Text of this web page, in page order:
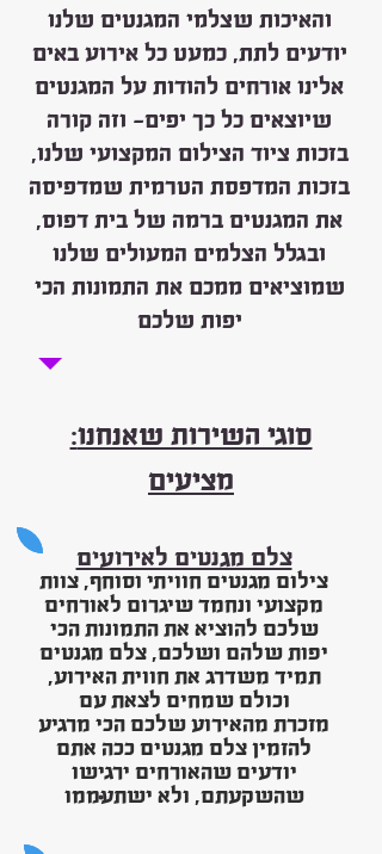
והאיכות שצלמי המגנטים שלנו
יודעים לתת, כמעט כל אירוע באים
אלינו אורחים להודות על המגנטים
שיוצאים כל כך יפים- וזה קורה
בזכות ציוד הצילום המקצועי שלנו,
בזכות המדפסת הטרמית שמדפיסה
את המגנטים ברמה של בית דפוס,
ובגלל הצלמים המעולים שלנו
שמוציאים ממכם את התמונות הכי
יפות שלכם
:סוגי השירות שאנחנו
מציעים
צלם מגנטים לאירועים
צילום מגנטים חוויתי וסוחף, צוות
מקצועי ונחמד שיגרום לאורחים
שלכם להוציא את התמונות הכי
יפות שלהם ושלכם, צלם מגנטים
תמיד משדרג את חווית האירוע,
וכולם שמחים לצאת עם
מזכרת מהאירוע שלכם הכי מרגיע
להזמין צלם מגנטים ככה אתם
יודעים שהאורחים ירגישו
שהשקעתם, ולא ישתעממו
.